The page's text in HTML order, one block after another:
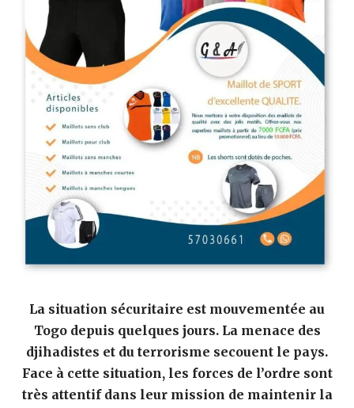
La situation sécuritaire est mouvementée au
Togo depuis quelques jours. La menace des
djihadistes et du terrorisme secouent le pays.
Face à cette situation, les forces de l’ordre sont
très attentif dans leur mission de maintenir la